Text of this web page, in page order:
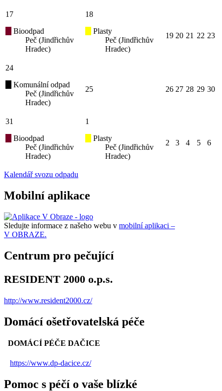
17
Bioodpad
Peč (Jindřichův
Hradec)
18
Plasty
Peč (Jindřichův
Hradec)
19 20 21 22 23
24
Komunální odpad
Peč (Jindřichův
Hradec)
25 26 27 28 29 30
31
Bioodpad
Peč (Jindřichův
Hradec)
1
Plasty
Peč (Jindřichův
Hradec)
2 3 4 5 6
Kalendář svozu odpadu
Mobilní aplikace
Sledujte informace z našeho webu v mobilní aplikaci –
V OBRAZE.
Centrum pro pečující
RESIDENT 2000 o.p.s.
http://www.resident2000.cz/
Domácí ošetřovatelská péče
DOMÁCÍ PÉČE DAČICE
https://www.dp-dacice.cz/
Pomoc s péčí o vaše blízké